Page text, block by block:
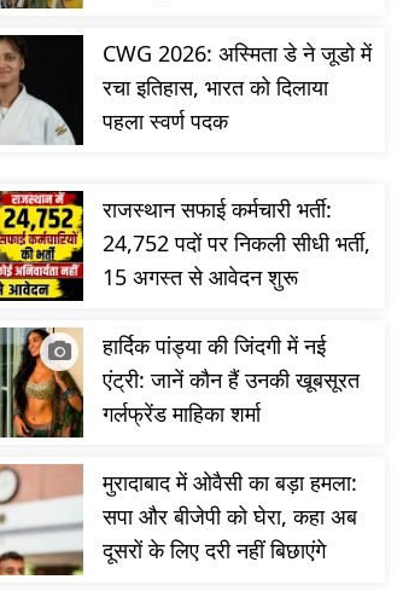
CWG 2026: अस्मिता डे ने जूडो में
रचा इतिहास, भारत को दिलाया
पहला स्वर्ण पदक
राजस्थान सफाई कर्मचारी भर्ती:
24,752 पदों पर निकली सीधी भर्ती,
15 अगस्त से आवेदन शुरू
हार्दिक पांड्या की जिंदगी में नई
एंट्री: जानें कौन हैं उनकी खूबसूरत
गर्लफ्रेंड माहिका शर्मा
मुरादाबाद में ओवैसी का बड़ा हमला:
सपा और बीजेपी को घेरा, कहा अब
दूसरों के लिए दरी नहीं बिछाएंगे